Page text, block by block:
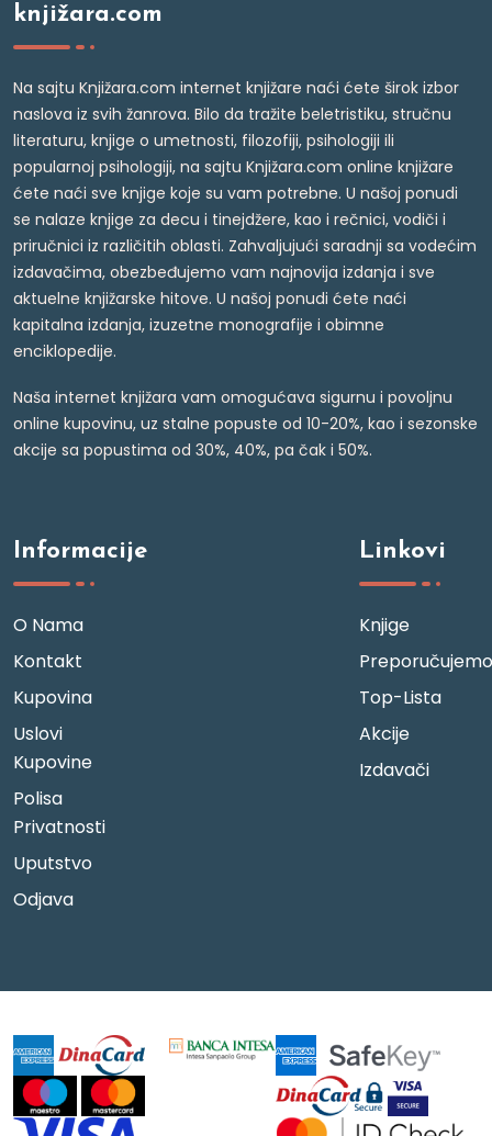
knjižara.com
Na sajtu Knjižara.com internet knjižare naći ćete širok izbor
naslova iz svih žanrova. Bilo da tražite beletristiku, stručnu
literaturu, knjige o umetnosti, filozofiji, psihologiji ili
popularnoj psihologiji, na sajtu Knjižara.com online knjižare
ćete naći sve knjige koje su vam potrebne. U našoj ponudi
se nalaze knjige za decu i tinejdžere, kao i rečnici, vodiči i
priručnici iz različitih oblasti. Zahvaljujući saradnji sa vodećim
izdavačima, obezbeđujemo vam najnovija izdanja i sve
aktuelne knjižarske hitove. U našoj ponudi ćete naći
kapitalna izdanja, izuzetne monografije i obimne
enciklopedije.
Naša internet knjižara vam omogućava sigurnu i povoljnu
online kupovinu, uz stalne popuste od 10-20%, kao i sezonske
akcije sa popustima od 30%, 40%, pa čak i 50%.
Informacije
O Nama
Kontakt
Kupovina
Uslovi
Kupovine
Polisa
Privatnosti
Uputstvo
Odjava
Linkovi
Knjige
Preporučujemo
Top-Lista
Akcije
Izdavači